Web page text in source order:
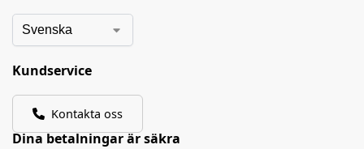
Kundservice
Kontakta oss
Dina betalningar är säkra